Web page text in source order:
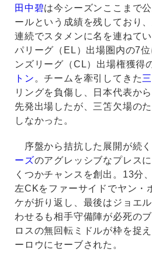
田中碧は今シーズンここまで
ールという成績を残しており
連続でスタメンに名を連ねて
パリーグ（EL）出場圏内の7
ンズリーグ（CL）出場権獲得
トン。チームを牽引してきた
リングを負傷し、日本代表か
先発出場したが、三笘欠場の
しなかった。
序盤から拮抗した展開が続く
ーズのアグレッシブなプレス
くつかチャンスを創出。13分
左CKをファーサイドでヤン・
ケが折り返し、最後はジョエ
わせるも相手守備陣が必死の
ロスの無回転ミドルが枠を捉
ーロウにセーブされた。